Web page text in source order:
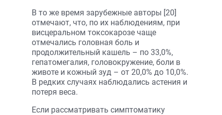
В то же время зарубежные авторы [20]
отмечают, что, по их наблюдениям, при
висцеральном токсокарозе чаще
отмечались головная боль и
продолжительный кашель – по 33,0%,
гепатомегалия, головокружение, боли в
животе и кожный зуд – от 20,0% до 10,0%.
В редких случаях наблюдались астения и
потеря веса.
Если рассматривать симптоматику